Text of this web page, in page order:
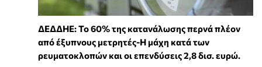
ΔΕΔΔΗΕ: Το 60% της κατανάλωσης περνά πλέον
από έξυπνους μετρητές-Η μάχη κατά των
ρευματοκλοπών και οι επενδύσεις 2,8 δισ. ευρώ.